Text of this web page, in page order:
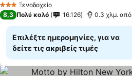
3 ΑστέριαΞενοδοχείο
8,3 Πολύ καλό 16.126 0.3 χλμ.
Επιλέξτε ημερομηνίες, για να
δείτε τις ακριβείς τιμές